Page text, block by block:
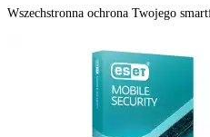
Wszechstronna ochrona Twojego